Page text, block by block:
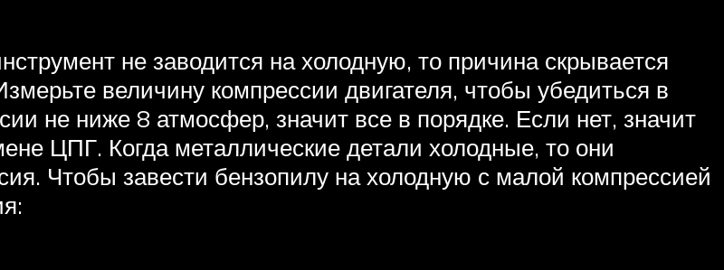
не заводится на холодную, то причина скрывается
величину компрессии двигателя, чтобы убедиться в
не ниже 8 атмосфер, значит все в порядке. Если нет, значит
ЦПГ. Когда металлические детали холодные, то они
Чтобы завести бензопилу на холодную с малой компрессией